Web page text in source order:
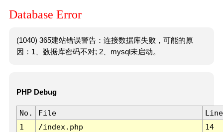
Database Error
(1040) 365建站错误警告：连接数据库失败，可能的原
因：1、数据库密码不对; 2、mysql未启动。
PHP Debug
No. File
Line
1
/index.php 14